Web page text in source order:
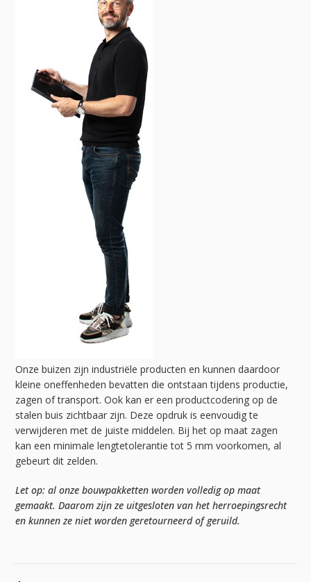
Onze buizen zijn industriële producten en kunnen daardoor
kleine oneffenheden bevatten die ontstaan tijdens productie,
zagen of transport. Ook kan er een productcodering op de
stalen buis zichtbaar zijn. Deze opdruk is eenvoudig te
verwijderen met de juiste middelen. Bij het op maat zagen
kan een minimale lengtetolerantie tot 5 mm voorkomen, al
gebeurt dit zelden.
Let op: al onze bouwpakketten worden volledig op maat
gemaakt. Daarom zijn ze uitgesloten van het herroepingsrecht
en kunnen ze niet worden geretourneerd of geruild.